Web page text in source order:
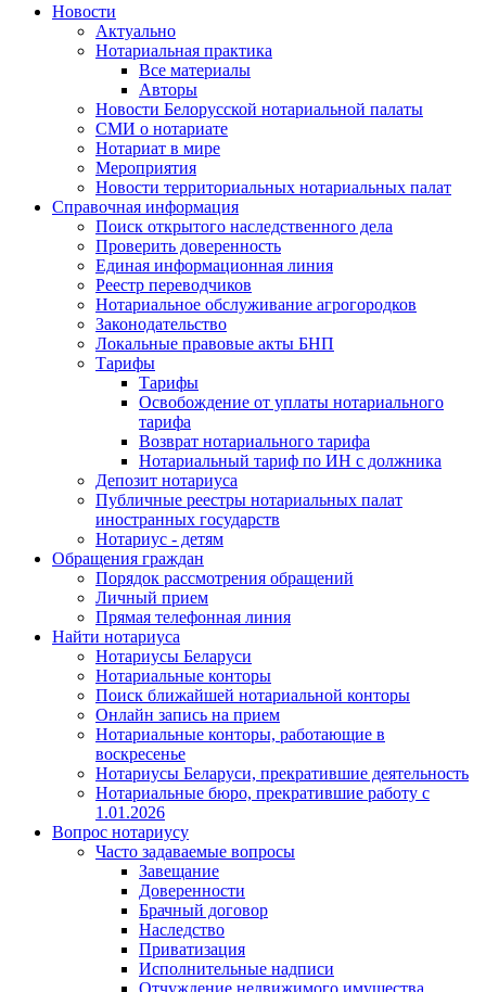
Новости
Актуально
Нотариальная практика
Все материалы
Авторы
Новости Белорусской нотариальной палаты
СМИ о нотариате
Нотариат в мире
Мероприятия
Новости территориальных нотариальных палат
Справочная информация
Поиск открытого наследственного дела
Проверить доверенность
Единая информационная линия
Реестр переводчиков
Нотариальное обслуживание агрогородков
Законодательство
Локальные правовые акты БНП
Тарифы
Тарифы
Освобождение от уплаты нотариального
тарифа
Возврат нотариального тарифа
Нотариальный тариф по ИН с должника
Депозит нотариуса
Публичные реестры нотариальных палат
иностранных государств
Нотариус - детям
Обращения граждан
Порядок рассмотрения обращений
Личный прием
Прямая телефонная линия
Найти нотариуса
Нотариусы Беларуси
Нотариальные конторы
Поиск ближайшей нотариальной конторы
Онлайн запись на прием
Нотариальные конторы, работающие в
воскресенье
Нотариусы Беларуси, прекратившие деятельность
Нотариальные бюро, прекратившие работу с
1.01.2026
Вопрос нотариусу
Часто задаваемые вопросы
Завещание
Доверенности
Брачный договор
Наследство
Приватизация
Исполнительные надписи
Отчуждение недвижимого имущества